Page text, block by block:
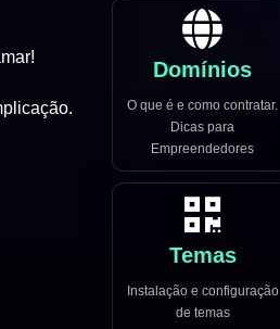
Domínios
O que é e como contratar.
Dicas para
Empreendedores
Temas
Instalação e configuração
de temas